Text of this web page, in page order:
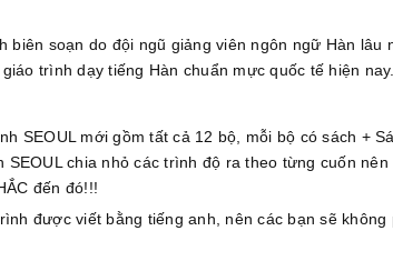
biên soạn do đội ngũ giảng viên ngôn ngữ Hàn lâu
trình dạy tiếng Hàn chuẩn mực quốc tế hiện nay.
SEOUL mới gồm tất cả 12 bộ, mỗi bộ có sách +
chia nhỏ các trình độ ra theo từng cuốn
đến đó!!!
được viết bằng tiếng anh, nên các bạn sẽ